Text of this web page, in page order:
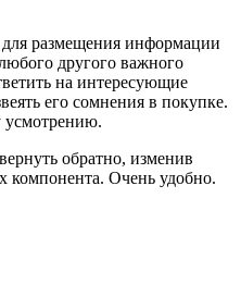
размещения информации
другого важного
на интересующие
его сомнения в покупке.
усмотрению.
обратно, изменив
компонента. Очень удобно.